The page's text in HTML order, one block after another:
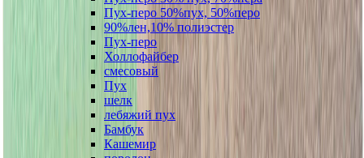
Пух-перо 50%пух, 50%перо
90%лен,10% полиэстер
Пух-перо
Холлофайбер
смесовый
Пух
шелк
лебяжий пух
Бамбук
Кашемир